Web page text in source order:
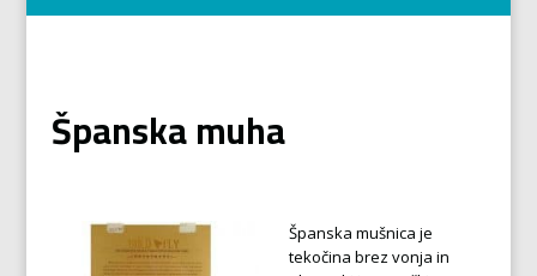
Španska muha
Španska mušnica je
tekočina brez vonja in